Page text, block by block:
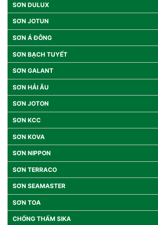
SƠN DULUX
SƠN JOTUN
SƠN Á ĐÔNG
SƠN BẠCH TUYẾT
SƠN GALANT
SƠN HẢI ÂU
SƠN JOTON
SƠN KCC
SƠN KOVA
SƠN NIPPON
SƠN TERRACO
SƠN SEAMASTER
SƠN TOA
CHỐNG THẤM SIKA